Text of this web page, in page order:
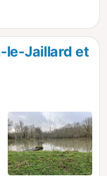
les espaces
le-Jaillard et